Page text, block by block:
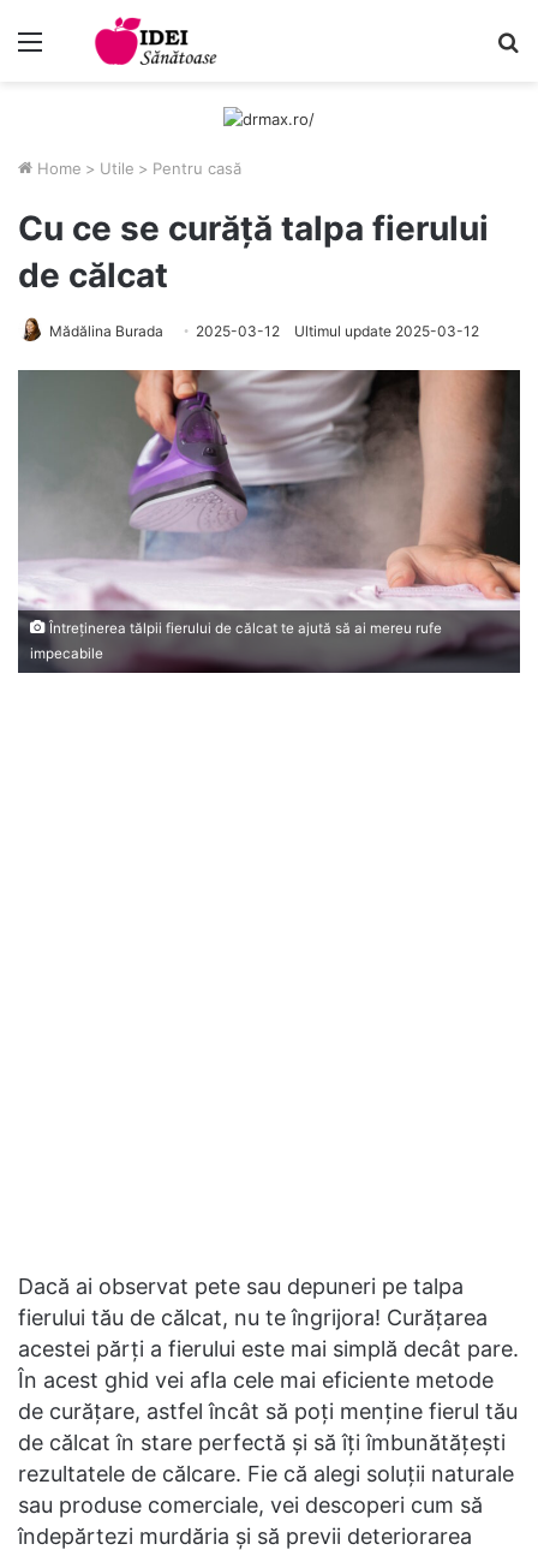
Menu
Home > Utile > Pentru casă
Cu ce se curăță talpa fierului
de călcat
Mădălina Burada 2025-03-12 Ultimul update 2025-03-12
Întreținerea tălpii fierului de călcat te ajută să ai mereu rufe
impecabile
Dacă ai observat pete sau depuneri pe talpa
fierului tău de călcat, nu te îngrijora! Curățarea
acestei părți a fierului este mai simplă decât pare.
În acest ghid vei afla cele mai eficiente metode
de curățare, astfel încât să poți menține fierul tău
de călcat în stare perfectă și să îți îmbunătățești
rezultatele de călcare. Fie că alegi soluții naturale
sau produse comerciale, vei descoperi cum să
îndepărtezi murdăria și să previi deteriorarea